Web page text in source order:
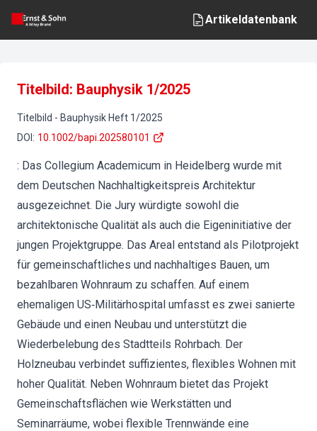
Artikeldatenbank
Titelbild: Bauphysik 1/2025
Titelbild - Bauphysik Heft 1/2025
DOI : 10.1002/bapi.202580101
: Das Collegium Academicum in Heidelberg wurde mit
dem Deutschen Nachhaltigkeitspreis Architektur
ausgezeichnet. Die Jury würdigte sowohl die
architektonische Qualität als auch die Eigeninitiative der
jungen Projektgruppe. Das Areal entstand als Pilotprojekt
für gemeinschaftliches und nachhaltiges Bauen, um
bezahlbaren Wohnraum zu schaffen. Auf einem
ehemaligen US‐Militärhospital umfasst es zwei sanierte
Gebäude und einen Neubau und unterstützt die
Wiederbelebung des Stadtteils Rohrbach. Der
Holzneubau verbindet suffizientes, flexibles Wohnen mit
hoher Qualität. Neben Wohnraum bietet das Projekt
Gemeinschaftsflächen wie Werkstätten und
Seminarräume, wobei flexible Trennwände eine